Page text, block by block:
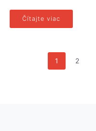
Čítajte viac
1 2